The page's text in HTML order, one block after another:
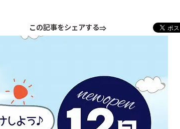
この記事をシェアする